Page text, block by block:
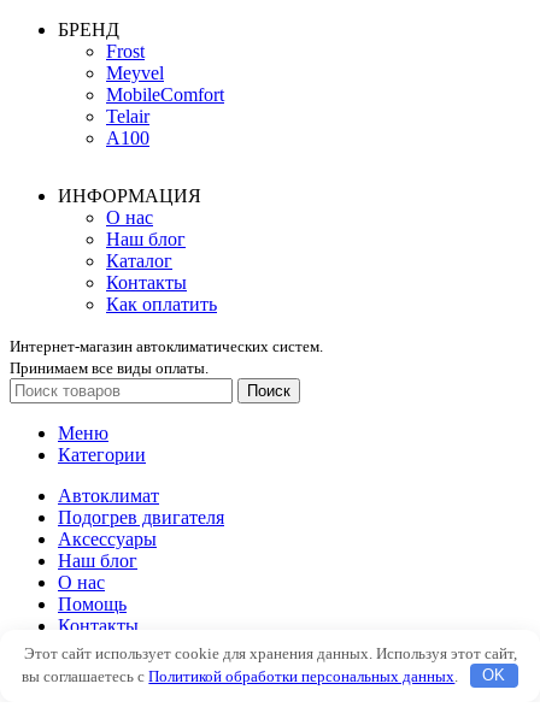
БРЕНД
Frost
Meyvel
MobileComfort
Telair
А100
ИНФОРМАЦИЯ
О нас
Наш блог
Каталог
Контакты
Как оплатить
Интернет-магазин автоклиматических систем.
Принимаем все виды оплаты.
Поиск
Меню
Категории
Автоклимат
Подогрев двигателя
Аксессуары
Наш блог
О нас
Помощь
Контакты
Автоклимат
Подогрев двигателя
Этот сайт использует cookie для хранения данных. Используя этот сайт,
вы соглашаетесь сПолитикой обработки персональных данных OK